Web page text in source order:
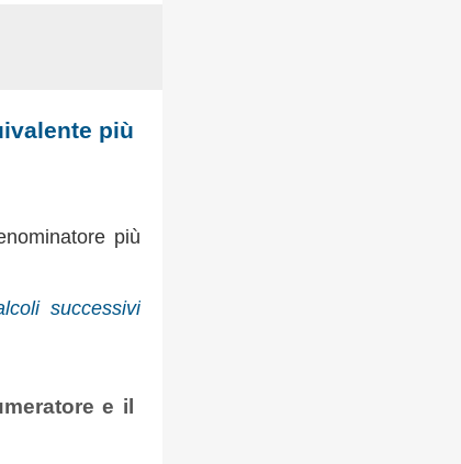
più
più
successivi
e il